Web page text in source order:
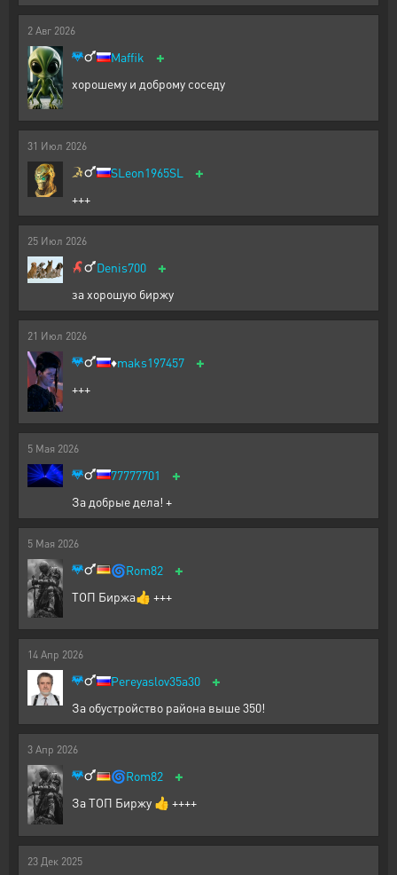
2 Авг 2026
Maffik +
хорошему и доброму соседу
31 Июл 2026
SLeon1965SL +
+++
25 Июл 2026
Denis700 +
за хорошую биржу
21 Июл 2026
♦️maks197457 +
+++
5 Мая 2026
77777701 +
За добрые дела! +
5 Мая 2026
🌀Rom82 +
ТОП Биржа👍 +++
14 Апр 2026
Pereyaslov35a30 +
За обустройство района выше 350!
3 Апр 2026
🌀Rom82 +
За ТОП Биржу 👍 ++++
23 Дек 2025